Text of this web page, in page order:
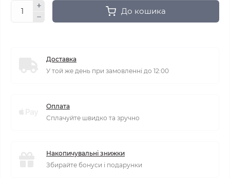
До кошика
Доставка
У той же день при замовленні до 12:00
Оплата
Сплачуйте швидко та зручно
Накопичувальні знижки
Збирайте бонуси і подарунки